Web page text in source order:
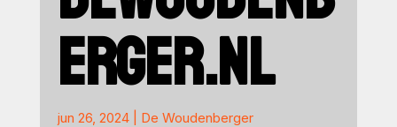
ERGER.NL
jun 26, 2024| De Woudenberger